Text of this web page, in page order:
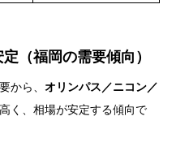
（福岡の需要傾向）
から、 オリンパス／ニコン／
く、相場が安定する傾向で